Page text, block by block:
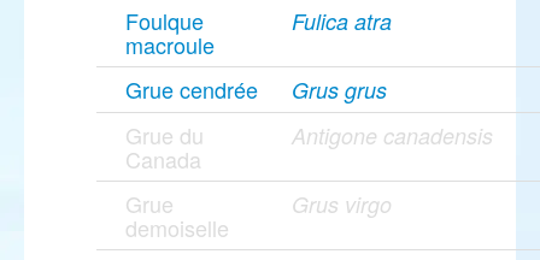
Foulque
macroule
Fulica atra
Grue cendrée Grus grus
Grue du
Canada
Antigone canadensis
Grue
demoiselle
Grus virgo